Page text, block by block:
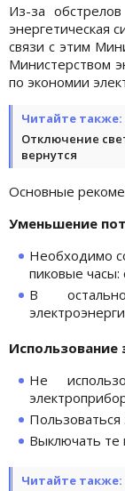
Из-за
энергетическая
связи с этим
Министерством
по экономии
Читайте также:
Отключение
вернутся
Основные
Уменьшение
Необходимо
пиковые часы:
В
Использование
Не
Выключать те
Читайте также: